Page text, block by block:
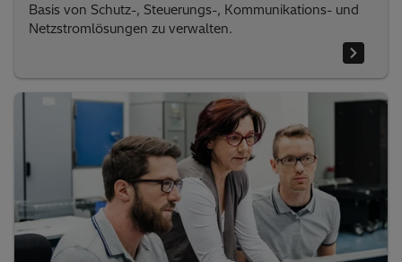
Basis von Schutz-, Steuerungs-, Kommunikations- und
Netzstromlösungen zu verwalten.